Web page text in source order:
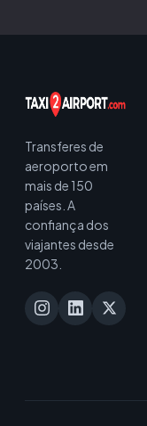
Transferes de
aeroporto em
mais de 150
países. A
confiança dos
viajantes desde
2003.